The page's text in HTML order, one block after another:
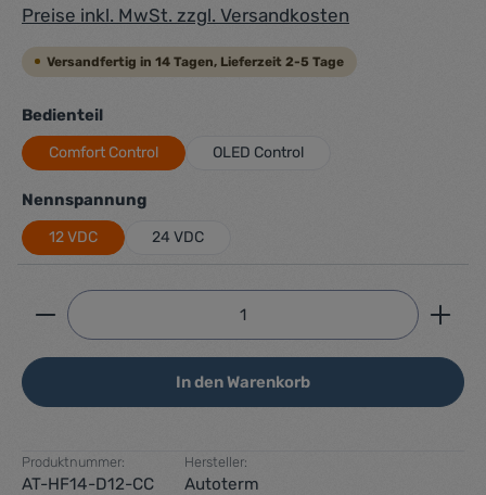
Preise inkl. MwSt. zzgl. Versandkosten
Versandfertig in 14 Tagen, Lieferzeit 2-5 Tage
Bedienteilauswählen
Comfort Control OLED Control
Nennspannungauswählen
12 VDC 24 VDC
Produkt Anzahl: Gib den gewünschten Wert ein
In den Warenkorb
Produktnummer:
AT-HF14-D12-CC
Hersteller:
Autoterm